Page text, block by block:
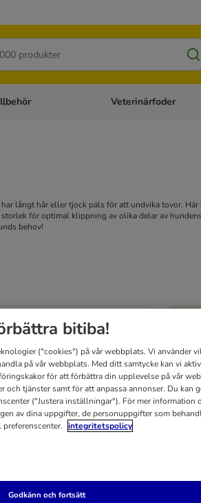
menu: Kattfoder Open category menu:
Veterinärfoder
långt hår eller tjock päls för att undvika tovor.
för optimal klippning av olika delar av
behov!
bitiba!
("cookies") på vår webbplats. Vi använder
på vår webbplats. Med ditt samtycke kan vi
för att förbättra din upplevelse på vår
och tjänster samt för att anpassa annonser. Du kan
("Justera inställningar"). För mer information
av dina uppgifter, de personuppgifter som
integritetspolicy
Godkänn och fortsätt